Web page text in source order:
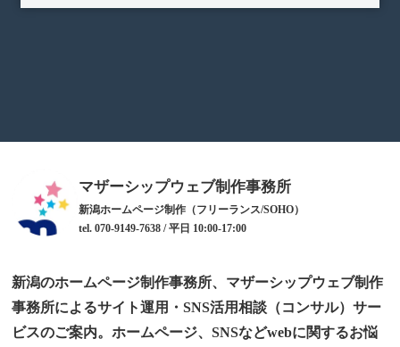
マザーシップウェブ制作事務所
新潟ホームページ制作（フリーランス/SOHO）
tel. 070-9149-7638 / 平日 10:00-17:00
新潟のホームページ制作事務所、マザーシップウェブ制作
事務所によるサイト運用・SNS活用相談（コンサル）サー
ビスのご案内。ホームページ、SNSなどwebに関するお悩